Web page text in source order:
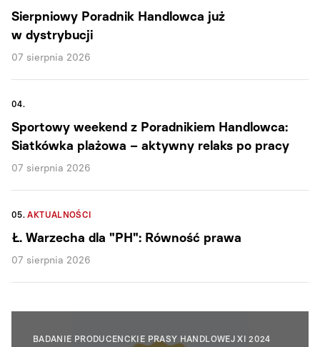
Sierpniowy Poradnik Handlowca już
w dystrybucji
07 sierpnia 2026
04.
Sportowy weekend z Poradnikiem Handlowca:
Siatkówka plażowa – aktywny relaks po pracy
07 sierpnia 2026
05. AKTUALNOŚCI
Ł. Warzecha dla "PH": Równość prawa
07 sierpnia 2026
BADANIE PRODUCENCKIE PRASY HANDLOWEJ XI 2024